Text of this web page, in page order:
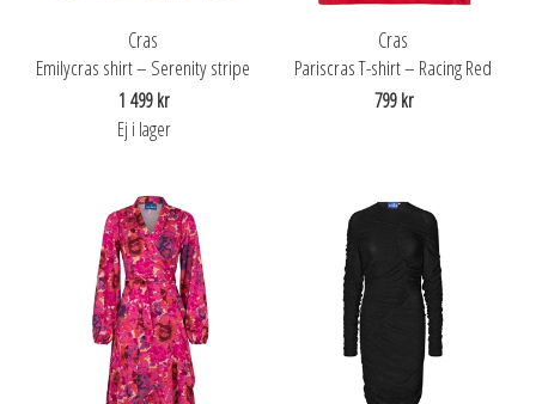
Cras
Emilycras shirt – Serenity stripe
1 499 kr
Ej i lager
Cras
Pariscras T-shirt – Racing Red
799 kr